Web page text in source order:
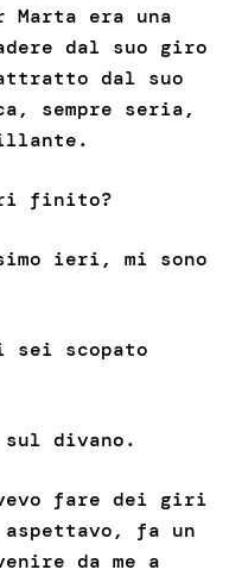
era una
dal suo giro
dal suo
sempre seria,
finito?
ieri, mi sono
sei scopato
sul divano.
fare dei giri
fa un
da me a